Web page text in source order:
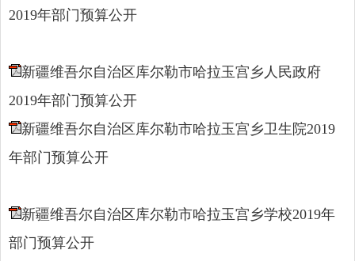
2019年部门预算公开
新疆维吾尔自治区库尔勒市哈拉玉宫乡人民政府
2019年部门预算公开
新疆维吾尔自治区库尔勒市哈拉玉宫乡卫生院2019
年部门预算公开
新疆维吾尔自治区库尔勒市哈拉玉宫乡学校2019年
部门预算公开